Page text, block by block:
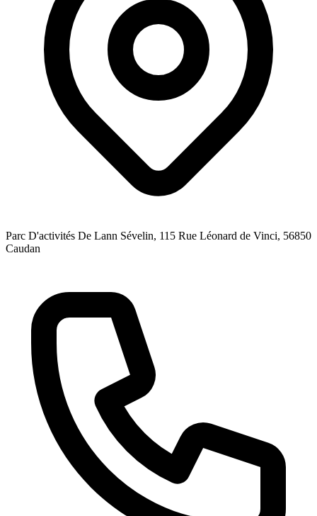
Parc D'activités De Lann Sévelin, 115 Rue Léonard de Vinci, 56850
Caudan